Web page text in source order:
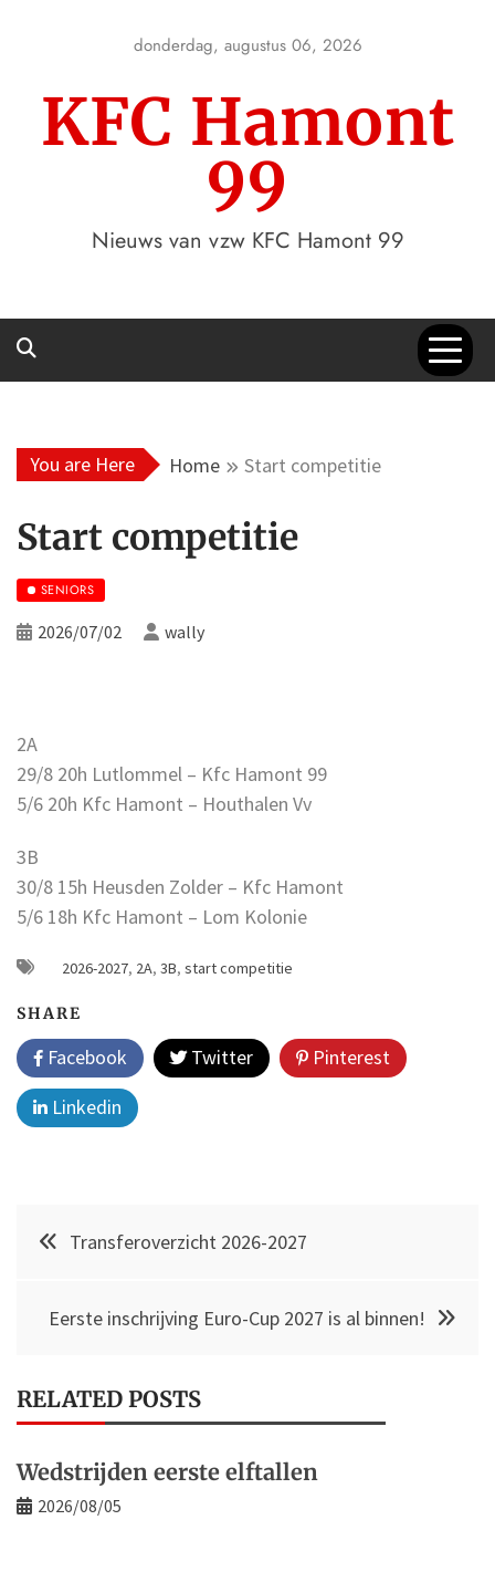
donderdag, augustus 06, 2026
KFC Hamont
99
Nieuws van vzw KFC Hamont 99
You are Here Home Start competitie
Start competitie
SENIORS
2026/07/02 wally
2A
29/8 20h Lutlommel – Kfc Hamont 99
5/6 20h Kfc Hamont – Houthalen Vv
3B
30/8 15h Heusden Zolder – Kfc Hamont
5/6 18h Kfc Hamont – Lom Kolonie
2026-2027, 2A, 3B, start competitie
SHARE
Facebook Twitter
Pinterest
Linkedin
Post Transferoverzicht 2026-2027
Eerste inschrijving Euro-Cup 2027 is al binnen!
RELATED POSTS
Wedstrijden eerste elftallen
2026/08/05